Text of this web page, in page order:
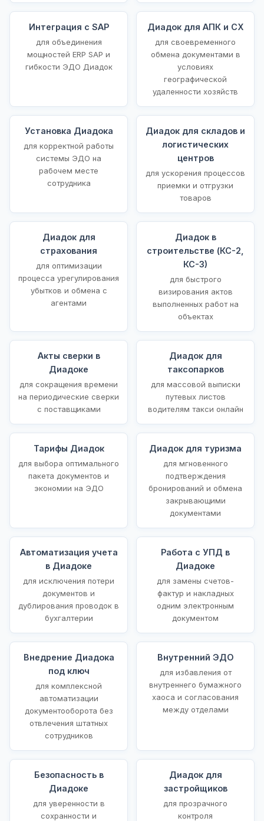
Интеграция с SAP
для объединения
мощностей ERP SAP и
гибкости ЭДО Диадок
Диадок для АПК и СХ
для своевременного
обмена документами в
условиях
географической
удаленности хозяйств
Установка Диадока
для корректной работы
системы ЭДО на
рабочем месте
сотрудника
Диадок для складов и
логистических
центров
для ускорения процессов
приемки и отгрузки
товаров
Диадок для
страхования
для оптимизации
процесса урегулирования
убытков и обмена с
агентами
Диадок в
строительстве (КС-2,
КС-3)
для быстрого
визирования актов
выполненных работ на
объектах
Акты сверки в
Диадоке
для сокращения времени
на периодические сверки
с поставщиками
Диадок для
таксопарков
для массовой выписки
путевых листов
водителям такси онлайн
Тарифы Диадок
для выбора оптимального
пакета документов и
экономии на ЭДО
Диадок для туризма
для мгновенного
подтверждения
бронирований и обмена
закрывающими
документами
Автоматизация учета
в Диадоке
для исключения потери
документов и
дублирования проводок в
бухгалтерии
Работа с УПД в
Диадоке
для замены счетов-
фактур и накладных
одним электронным
документом
Внедрение Диадока
под ключ
для комплексной
автоматизации
документооборота без
отвлечения штатных
сотрудников
Внутренний ЭДО
для избавления от
внутреннего бумажного
хаоса и согласования
между отделами
Безопасность в
Диадоке
для уверенности в
сохранности и
Диадок для
застройщиков
для прозрачного
контроля